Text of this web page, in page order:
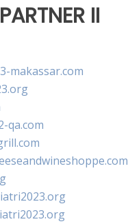
II
makassar.com
qa.com